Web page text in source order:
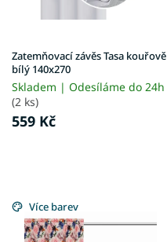
u
k
t
ů
Zatemňovací závěs Tasa kouřově
bílý 140x270
Skladem | Odesíláme do 24h
(2 ks)
559 Kč
Více barev